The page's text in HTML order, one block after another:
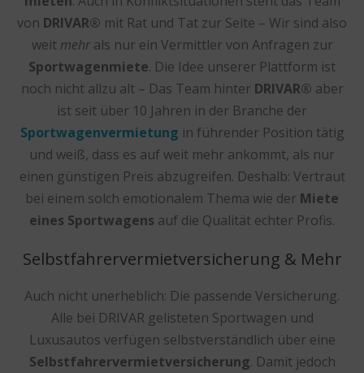
von DRIVAR® mit Rat und Tat zur Seite – Wir sind also
weit mehrals nur ein Vermittler von Anfragen zur
Sportwagenmiete. Die Idee unserer Plattform ist
noch nicht allzu alt – Das Team hinter DRIVAR® aber
ist seit über 10 Jahren in der Branche der
Sportwagenvermietung in führender Position tätig
und weiß, dass es auf weit mehr ankommt, als nur
einen günstigen Preis abzugreifen. Deshalb: Vertraut
bei einem solch emotionalem Thema wie der Miete
eines Sportwagens auf die Qualität echter Profis.
Selbstfahrervermietversicherung & Mehr
Auch nicht unerheblich: Die passende Versicherung.
Alle bei DRIVAR gelisteten Sportwagen und
Luxusautos verfügen selbstverständlich über eine
Selbstfahrervermietversicherung. Damit jedoch